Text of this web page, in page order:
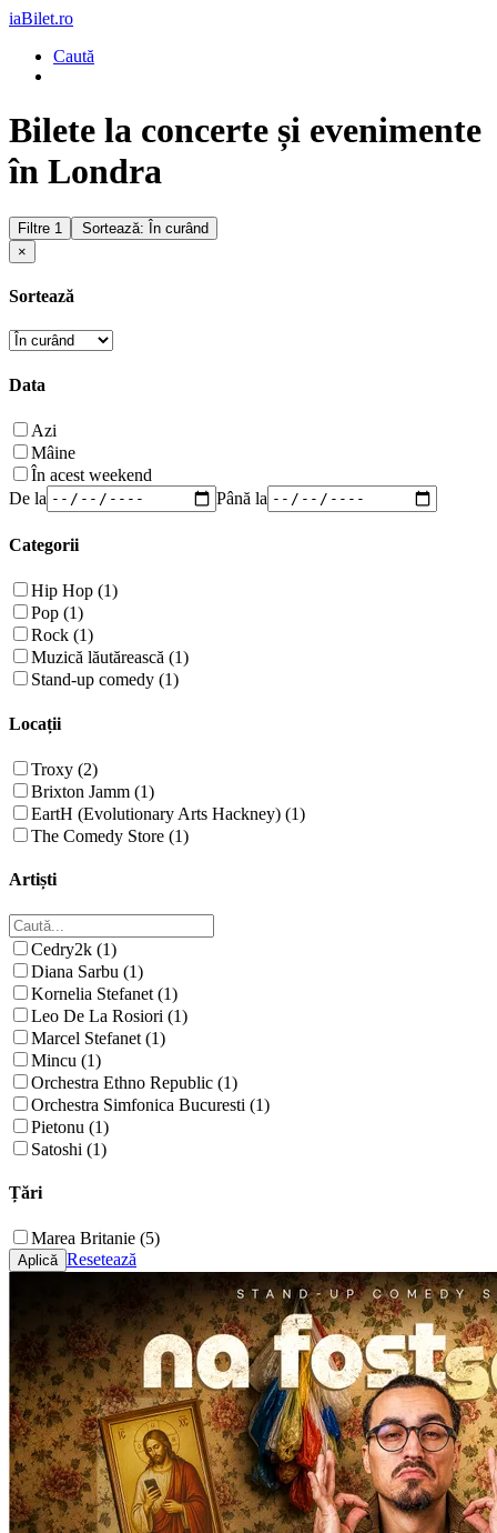
iaBilet.ro
Caută
Bilete la concerte și evenimente
în Londra
Filtre 1
Sortează: În curând
×
Sortează
Data
Azi
Mâine
În acest weekend
De la
Până la
Categorii
Hip Hop (1)
Pop (1)
Rock (1)
Muzică lăutărească (1)
Stand-up comedy (1)
Locații
Troxy (2)
Brixton Jamm (1)
EartH (Evolutionary Arts Hackney) (1)
The Comedy Store (1)
Artiști
Cedry2k (1)
Diana Sarbu (1)
Kornelia Stefanet (1)
Leo De La Rosiori (1)
Marcel Stefanet (1)
Mincu (1)
Orchestra Ethno Republic (1)
Orchestra Simfonica Bucuresti (1)
Pietonu (1)
Satoshi (1)
Țări
Marea Britanie (5)
Resetează